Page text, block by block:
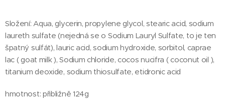
Složení: Aqua, glycerin, propylene glycol, stearic acid, sodium
laureth sulfate (nejedná se o Sodium Lauryl Sulfate, to je ten
špatný sulfát), lauric acid, sodium hydroxide, sorbitol, caprae
lac ( goat milk ), Sodium chloride, cocos nucifra ( coconut oil ),
titanium deoxide, sodium thiosulfate, etidronic acid
hmotnost: přibližně 124g